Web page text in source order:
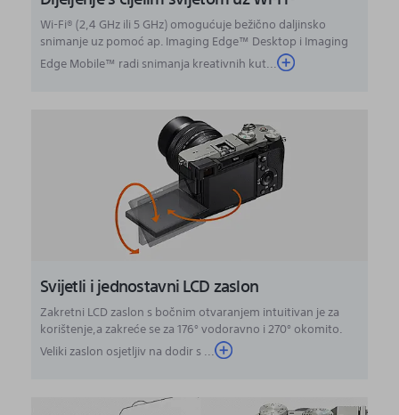
Wi-Fi® (2,4 GHz ili 5 GHz) omogućuje bežično daljinsko
snimanje uz pomoć ap. Imaging Edge™ Desktop i Imaging
Edge Mobile™ radi snimanja kreativnih kut...
Svijetli i jednostavni LCD zaslon
Zakretni LCD zaslon s bočnim otvaranjem intuitivan je za
korištenje,a zakreće se za 176° vodoravno i 270° okomito.
Veliki zaslon osjetljiv na dodir s ...